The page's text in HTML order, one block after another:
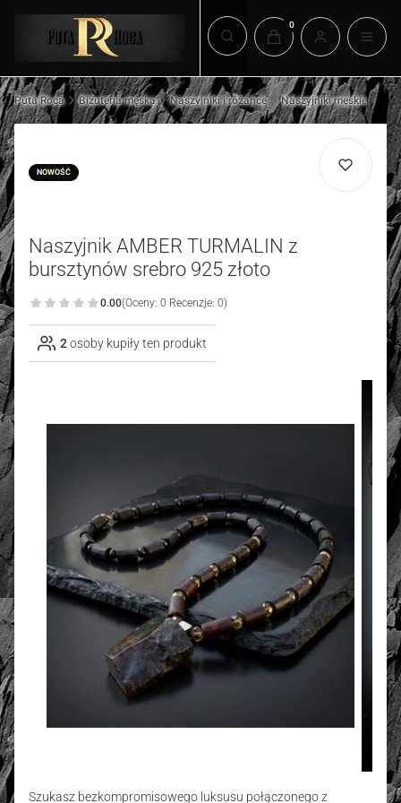
Otwórz wyszukiwarkę
Produkty w koszyku:
Puta Roca Biżuteria męska Naszyjniki i różańce Naszyjniki męskie
NOWOŚĆ
Naszyjnik AMBER TURMALIN z
bursztynów srebro 925 złoto
0.00(Oceny: 0 Recenzje: 0)
2osoby kupiły ten produkt
Szukasz bezkompromisowego luksusu połączonego z